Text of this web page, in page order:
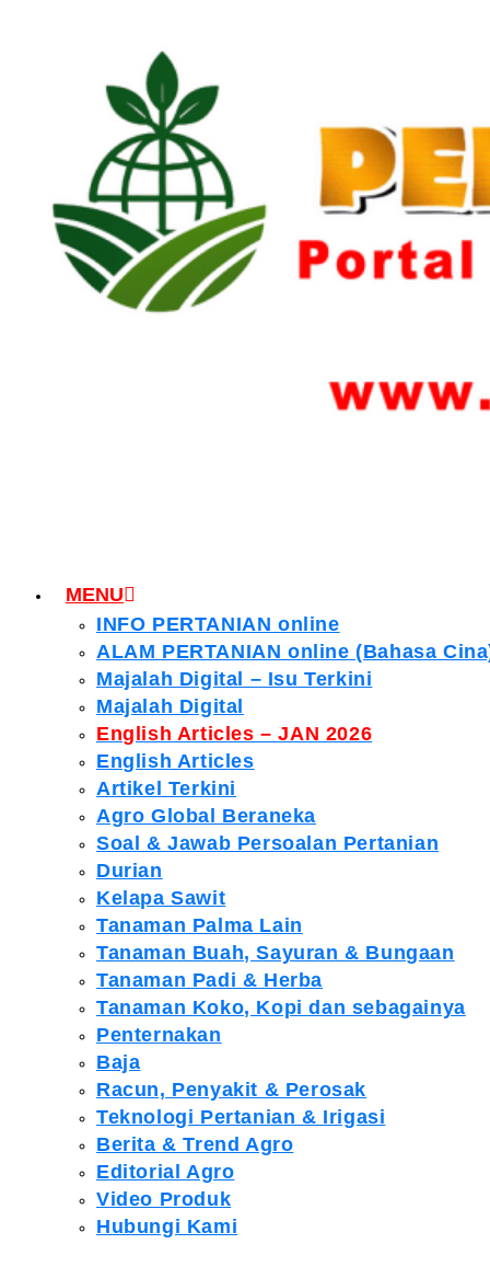
MENU
INFO PERTANIAN online
ALAM PERTANIAN online (Bahasa
Majalah Digital – Isu Terkini
Majalah Digital
English Articles – JAN 2026
English Articles
Artikel Terkini
Agro Global Beraneka
Soal & Jawab Persoalan Pertanian
Durian
Kelapa Sawit
Tanaman Palma Lain
Tanaman Buah, Sayuran & Bungaan
Tanaman Padi & Herba
Tanaman Koko, Kopi dan sebagainya
Penternakan
Baja
Racun, Penyakit & Perosak
Teknologi Pertanian & Irigasi
Berita & Trend Agro
Editorial Agro
Video Produk
Hubungi Kami